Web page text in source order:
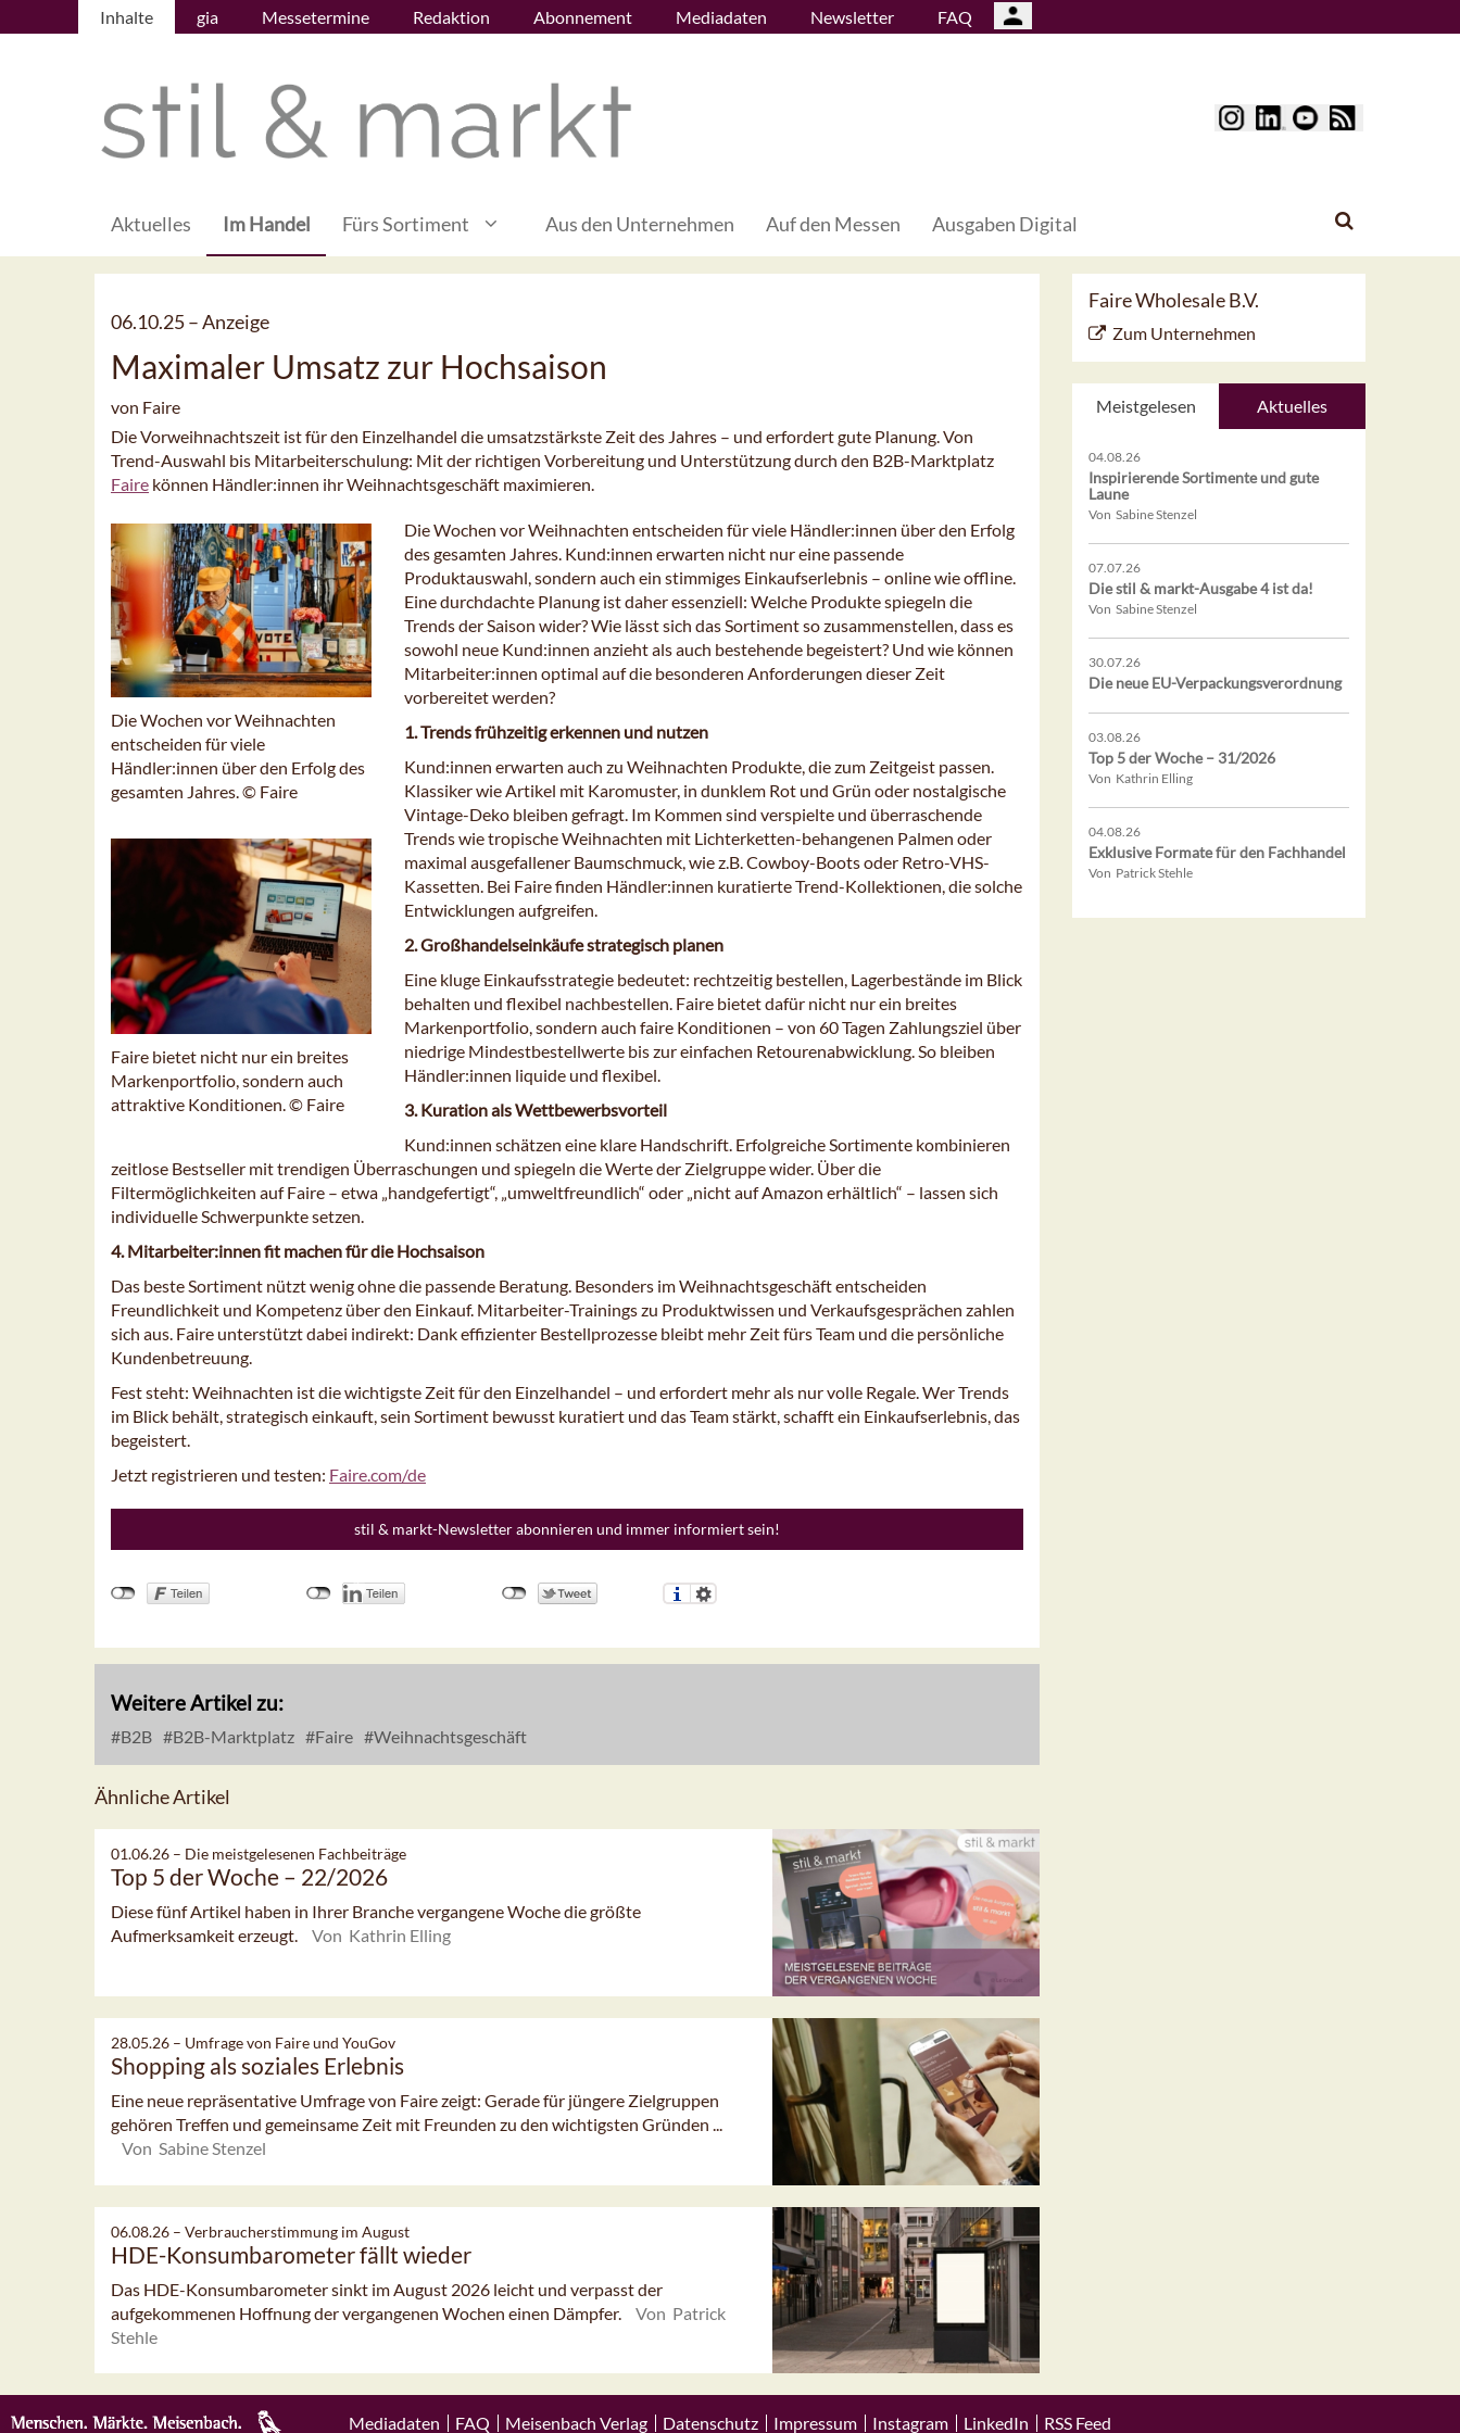
Inhalte gia Messetermine Redaktion Abonnement Mediadaten Newsletter FAQ
Aktuelles Im Handel Fürs Sortiment Aus den Unternehmen Auf den Messen Ausgaben Digital
06.10.25 –Anzeige
Maximaler Umsatz zur Hochsaison
von Faire
Die Vorweihnachtszeit ist für den Einzelhandel die umsatzstärkste Zeit des Jahres – und erfordert gute Planung. Von
Trend-Auswahl bis Mitarbeiterschulung: Mit der richtigen Vorbereitung und Unterstützung durch den B2B-Marktplatz
Faire können Händler:innen ihr Weihnachtsgeschäft maximieren.
Die Wochen vor Weihnachten
entscheiden für viele
Händler:innen über den Erfolg des
gesamten Jahres. © Faire
Faire bietet nicht nur ein breites
Markenportfolio, sondern auch
attraktive Konditionen. © Faire
Die Wochen vor Weihnachten entscheiden für viele Händler:innen über den Erfolg
des gesamten Jahres. Kund:innen erwarten nicht nur eine passende
Produktauswahl, sondern auch ein stimmiges Einkaufserlebnis – online wie offline.
Eine durchdachte Planung ist daher essenziell: Welche Produkte spiegeln die
Trends der Saison wider? Wie lässt sich das Sortiment so zusammenstellen, dass es
sowohl neue Kund:innen anzieht als auch bestehende begeistert? Und wie können
Mitarbeiter:innen optimal auf die besonderen Anforderungen dieser Zeit
vorbereitet werden?
1. Trends frühzeitig erkennen und nutzen
Kund:innen erwarten auch zu Weihnachten Produkte, die zum Zeitgeist passen.
Klassiker wie Artikel mit Karomuster, in dunklem Rot und Grün oder nostalgische
Vintage-Deko bleiben gefragt. Im Kommen sind verspielte und überraschende
Trends wie tropische Weihnachten mit Lichterketten-behangenen Palmen oder
maximal ausgefallener Baumschmuck, wie z.B. Cowboy-Boots oder Retro-VHS-
Kassetten. Bei Faire finden Händler:innen kuratierte Trend-Kollektionen, die solche
Entwicklungen aufgreifen.
2. Großhandelseinkäufe strategisch planen
Eine kluge Einkaufsstrategie bedeutet: rechtzeitig bestellen, Lagerbestände im Blick
behalten und flexibel nachbestellen. Faire bietet dafür nicht nur ein breites
Markenportfolio, sondern auch faire Konditionen – von 60 Tagen Zahlungsziel über
niedrige Mindestbestellwerte bis zur einfachen Retourenabwicklung. So bleiben
Händler:innen liquide und flexibel.
3. Kuration als Wettbewerbsvorteil
Kund:innen schätzen eine klare Handschrift. Erfolgreiche Sortimente kombinieren
zeitlose Bestseller mit trendigen Überraschungen und spiegeln die Werte der Zielgruppe wider. Über die
Filtermöglichkeiten auf Faire – etwa „handgefertigt“, „umweltfreundlich“ oder „nicht auf Amazon erhältlich“ – lassen sich
individuelle Schwerpunkte setzen.
4. Mitarbeiter:innen fit machen für die Hochsaison
Das beste Sortiment nützt wenig ohne die passende Beratung. Besonders im Weihnachtsgeschäft entscheiden
Freundlichkeit und Kompetenz über den Einkauf. Mitarbeiter-Trainings zu Produktwissen und Verkaufsgesprächen zahlen
sich aus. Faire unterstützt dabei indirekt: Dank effizienter Bestellprozesse bleibt mehr Zeit fürs Team und die persönliche
Kundenbetreuung.
Fest steht: Weihnachten ist die wichtigste Zeit für den Einzelhandel – und erfordert mehr als nur volle Regale. Wer Trends
im Blick behält, strategisch einkauft, sein Sortiment bewusst kuratiert und das Team stärkt, schafft ein Einkaufserlebnis, das
begeistert.
Jetzt registrieren und testen: Faire.com/de
stil & markt-Newsletter abonnieren und immer informiert sein!
Weitere Artikel zu:
B2B B2B-Marktplatz Faire Weihnachtsgeschäft
Ähnliche Artikel
01.06.26 – Die meistgelesenen Fachbeiträge
Top 5 der Woche – 22/2026
Diese fünf Artikel haben in Ihrer Branche vergangene Woche die größte
Aufmerksamkeit erzeugt.
Von Kathrin Elling
28.05.26 – Umfrage von Faire und YouGov
Shopping als soziales Erlebnis
Eine neue repräsentative Umfrage von Faire zeigt: Gerade für jüngere Zielgruppen
gehören Treffen und gemeinsame Zeit mit Freunden zu den wichtigsten Gründen ...
Von Sabine Stenzel
06.08.26 – Verbraucherstimmung im August
HDE-Konsumbarometer fällt wieder
Das HDE-Konsumbarometer sinkt im August 2026 leicht und verpasst der
aufgekommenen Hoffnung der vergangenen Wochen einen Dämpfer.
Von Patrick
Stehle
Faire Wholesale B.V.
Zum Unternehmen
Meistgelesen Aktuelles
04.08.26
Inspirierende Sortimente und gute
Laune
Von Sabine Stenzel
07.07.26
Die stil & markt-Ausgabe 4 ist da!
Von Sabine Stenzel
30.07.26
Die neue EU-Verpackungsverordnung
03.08.26
Top 5 der Woche – 31/2026
Von Kathrin Elling
04.08.26
Exklusive Formate für den Fachhandel
Von Patrick Stehle
Mediadaten FAQ Meisenbach Verlag Datenschutz Impressum Instagram LinkedIn RSS Feed